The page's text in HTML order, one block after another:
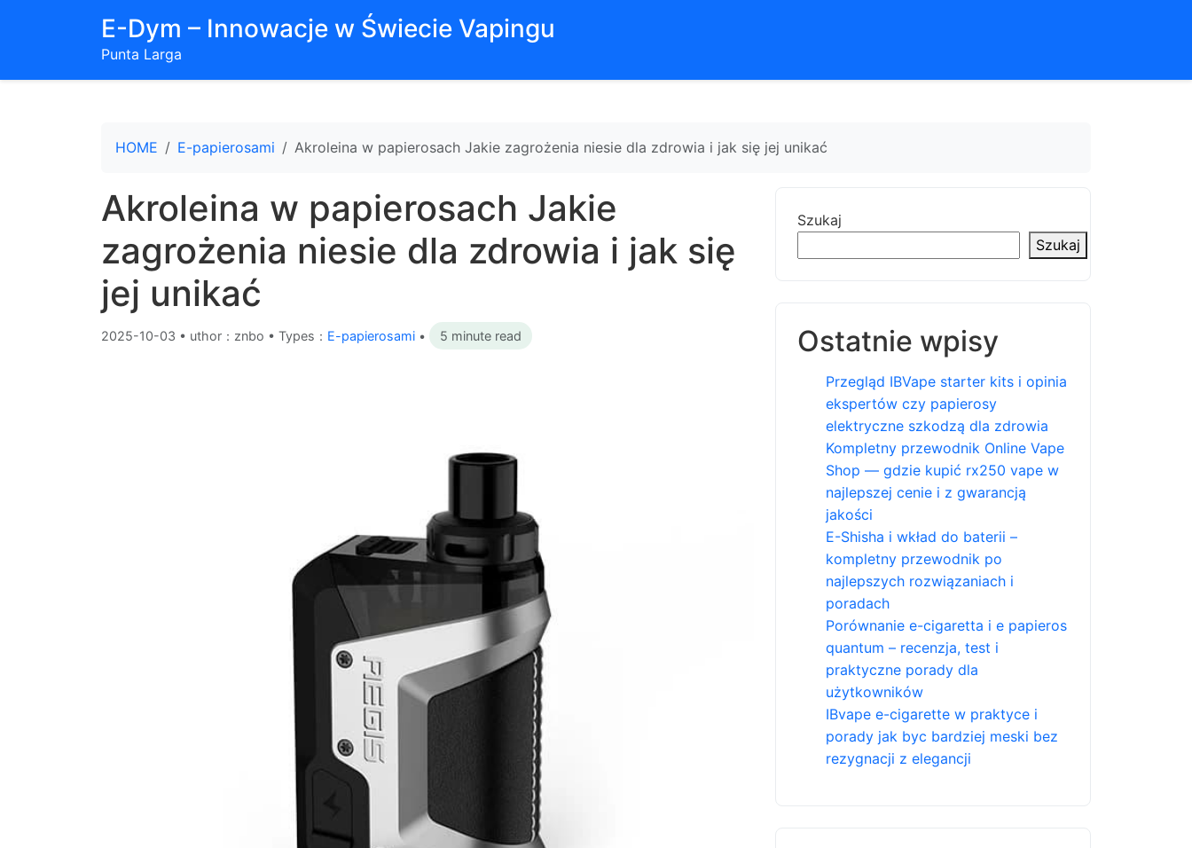
E-Dym – Innowacje w Świecie Vapingu
Punta Larga
HOME E-papierosami Akroleina w papierosach Jakie zagrożenia niesie dla zdrowia i jak się jej unikać
Akroleina w papierosach Jakie
zagrożenia niesie dla zdrowia i jak się
jej unikać
2025-10-03 • uthor：znbo • Types： E-papierosami • 5 minute read
Szukaj
Szukaj
Ostatnie wpisy
Przegląd IBVape starter kits i opinia
ekspertów czy papierosy
elektryczne szkodzą dla zdrowia
Kompletny przewodnik Online Vape
Shop — gdzie kupić rx250 vape w
najlepszej cenie i z gwarancją
jakości
E-Shisha i wkład do baterii –
kompletny przewodnik po
najlepszych rozwiązaniach i
poradach
Porównanie e-cigaretta i e papieros
quantum – recenzja, test i
praktyczne porady dla
użytkowników
IBvape e-cigarette w praktyce i
porady jak byc bardziej meski bez
rezygnacji z elegancji